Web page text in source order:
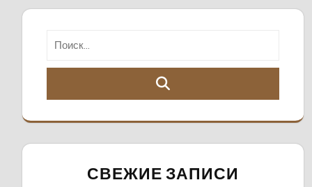
СВЕЖИЕ ЗАПИСИ